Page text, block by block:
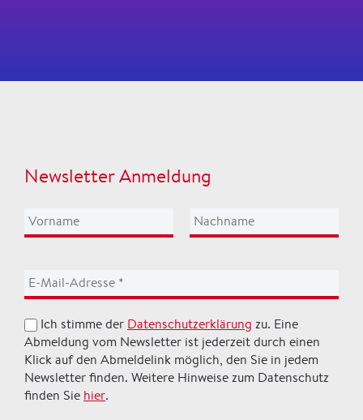
Newsletter Anmeldung
Ich stimme der Datenschutzerklärung zu. Eine
Abmeldung vom Newsletter ist jederzeit durch einen
Klick auf den Abmeldelink möglich, den Sie in jedem
Newsletter finden. Weitere Hinweise zum Datenschutz
finden Sie hier.